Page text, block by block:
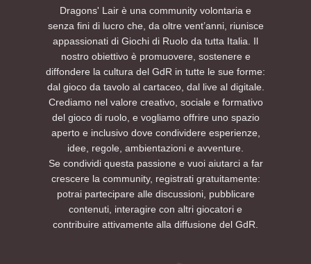
Dragons' Lair è una community volontaria e
senza fini di lucro che, da oltre vent’anni, riunisce
appassionati di Giochi di Ruolo da tutta Italia. Il
nostro obiettivo è promuovere, sostenere e
diffondere la cultura del GdR in tutte le sue forme:
dal gioco da tavolo al cartaceo, dal live al digitale.
Crediamo nel valore creativo, sociale e formativo
del gioco di ruolo, e vogliamo offrire uno spazio
aperto e inclusivo dove condividere esperienze,
idee, regole, ambientazioni e avventure.
Se condividi questa passione e vuoi aiutarci a far
crescere la community, registrati gratuitamente:
potrai partecipare alle discussioni, pubblicare
contenuti, interagire con altri giocatori e
contribuire attivamente alla diffusione del GdR.